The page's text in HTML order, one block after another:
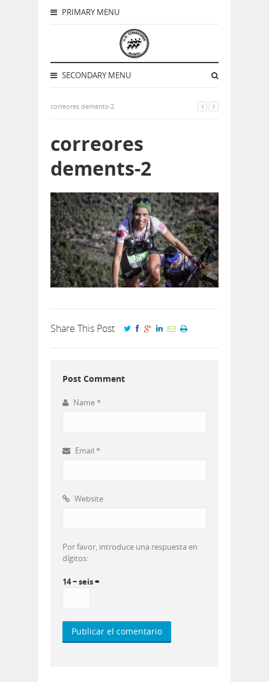
PRIMARY MENU
SECONDARY MENU
correores dements-2
correores
dements-2
Share This Post
Post Comment
Name*
Email *
Website
Por favor, introduce una respuesta en
dígitos:
14 − seis =